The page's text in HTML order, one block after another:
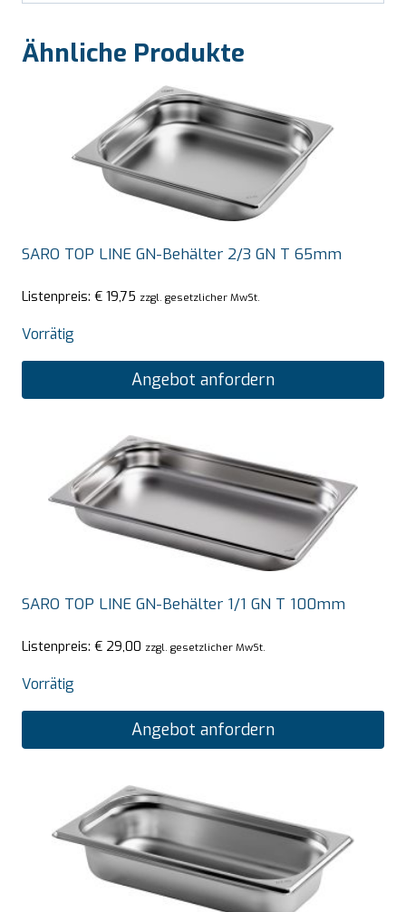
Ähnliche Produkte
SARO TOP LINE GN-Behälter 2/3 GN T 65mm
Listenpreis: € 19,75 zzgl. gesetzlicher MwSt.
Vorrätig
Angebot anfordern
SARO TOP LINE GN-Behälter 1/1 GN T 100mm
Listenpreis: € 29,00 zzgl. gesetzlicher MwSt.
Vorrätig
Angebot anfordern